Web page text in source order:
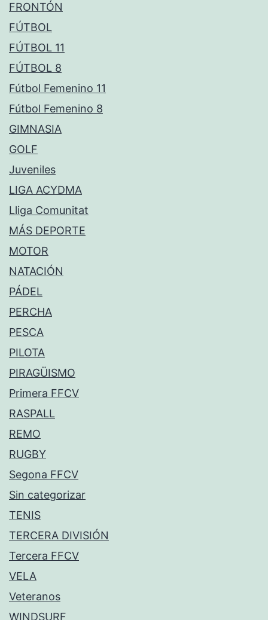
FRONTÓN
FÚTBOL
FÚTBOL 11
FÚTBOL 8
Fútbol Femenino 11
Fútbol Femenino 8
GIMNASIA
GOLF
Juveniles
LIGA ACYDMA
Lliga Comunitat
MÁS DEPORTE
MOTOR
NATACIÓN
PÁDEL
PERCHA
PESCA
PILOTA
PIRAGÜISMO
Primera FFCV
RASPALL
REMO
RUGBY
Segona FFCV
Sin categorizar
TENIS
TERCERA DIVISIÓN
Tercera FFCV
VELA
Veteranos
WINDSURF